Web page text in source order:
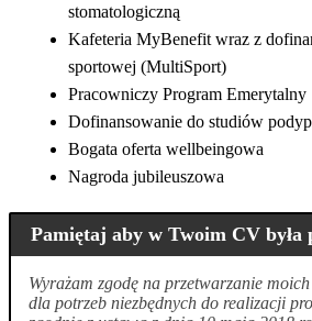
stomatologiczną
Kafeteria MyBenefit wraz z
sportowej (MultiSport)
Pracowniczy Program Emerytalny
Dofinansowanie do studiów
Bogata oferta wellbeingowa
Nagroda jubileuszowa
Pamiętaj aby w Twoim CV była
Wyrażam zgodę na przetwarzanie
dla potrzeb niezbędnych do realizacji